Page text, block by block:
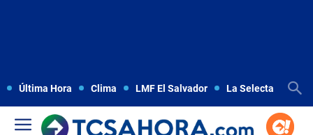
Última Hora Clima LMF El Salvador La Selecta